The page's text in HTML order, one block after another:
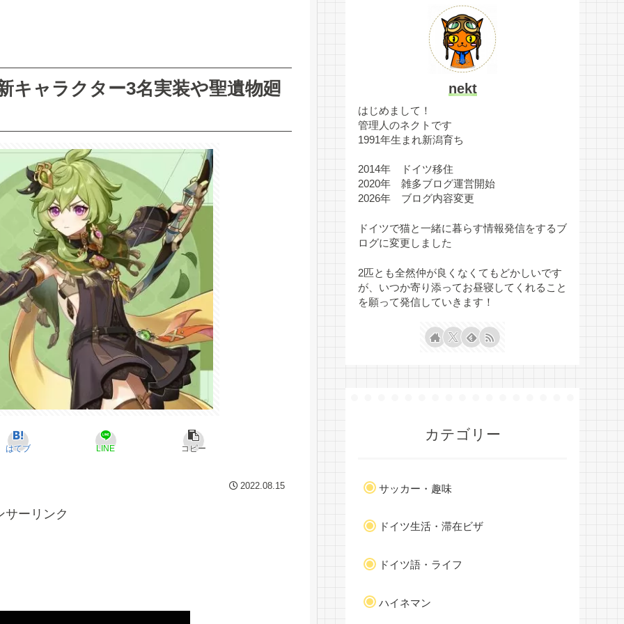
キャラクター3名実装や聖遺物廻
はてブ LINE コピー
2022.08.15
サーリンク
nekt
はじめまして！
管理人のネクトです
1991年生まれ新潟育ち
2014年 ドイツ移住
2020年 雑多ブログ運営開始
2026年 ブログ内容変更
ドイツで猫と一緒に暮らす情報発信をするブ
ログに変更しました
2匹とも全然仲が良くなくてもどかしいです
が、いつか寄り添ってお昼寝してくれること
を願って発信していきます！
カテゴリー
サッカー・趣味
ドイツ生活・滞在ビザ
ドイツ語・ライフ
ハイネマン